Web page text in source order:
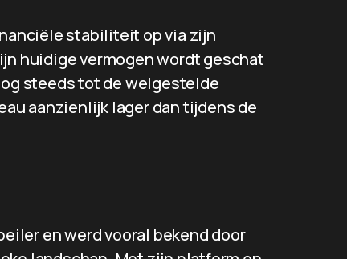
stabiliteit op via zijn
huidige vermogen wordt geschat
steeds tot de welgestelde
aanzienlijk lager dan tijdens de
en werd vooral bekend door